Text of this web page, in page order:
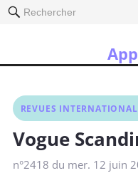
Rechercher
REVUES
Vogue
n°2418 du mer. 12 juin